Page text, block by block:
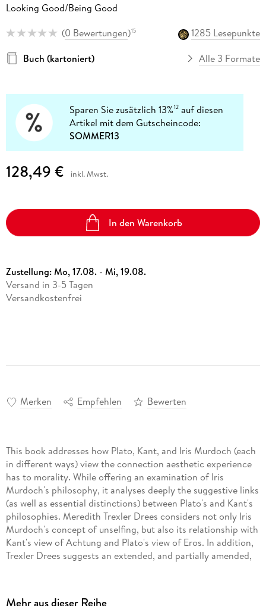
Looking Good/Being Good
(0 Bewertungen)15
1285 Lesepunkte
Buch (kartoniert)
Alle 3 Formate
Sparen Sie zusätzlich 13%12 auf diesen
Artikel mit dem Gutscheincode:
SOMMER13
128,49 € inkl. Mwst.
In den Warenkorb
Zustellung:Mo, 17.08. - Mi, 19.08.
Versand in 3-5 Tagen
Versandkostenfrei
Merken Empfehlen Bewerten
This book addresses how Plato, Kant, and Iris Murdoch (each
in different ways) view the connection aesthetic experience
has to morality. While offering an examination of Iris
Murdoch's philosophy, it analyses deeply the suggestive links
(as well as essential distinctions) between Plato's and Kant's
philosophies. Meredith Trexler Drees considers not only Iris
Murdoch's concept of unselfing, but also its relationship with
Kant's view of Achtung and Plato's view of Eros. In addition,
Trexler Drees suggests an extended, and partially amended,